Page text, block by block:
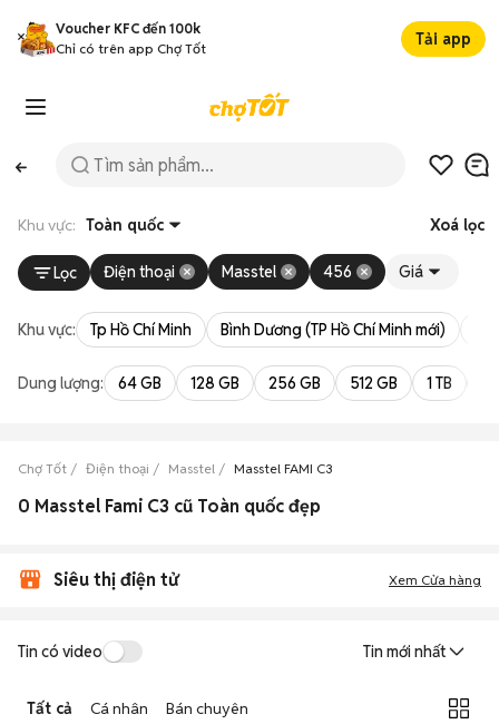
Voucher KFC đến 100k
Chỉ có trên app Chợ Tốt
Tải app
Khu vực: Toàn quốc Xoá lọc
Lọc Điện thoại Masstel 456 Giá
Khu vực: Tp Hồ Chí Minh Bình Dương (TP Hồ Chí Minh mới)
Dung lượng: 64 GB 128 GB 256 GB 512 GB 1 TB
Chợ Tốt Điện thoại Masstel Masstel FAMI C3
0 Masstel Fami C3 cũ Toàn quốc đẹp
Siêu thị điện tử Xem Cửa hàng
Tin có video Tin mới nhất
Tất cả Cá nhân Bán chuyên